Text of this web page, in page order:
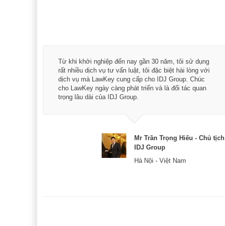
Từ khi khởi nghiệp đến nay gần 30 năm, tôi sử dụng
rất nhiều dịch vụ tư vấn luật, tôi đặc biệt hài lòng với
dịch vụ mà LawKey cung cấp cho IDJ Group. Chúc
cho LawKey ngày càng phát triển và là đối tác quan
trọng lâu dài của IDJ Group.
Mr Trần Trọng Hiếu - Chủ tịch
IDJ Group
Hà Nội - Việt Nam